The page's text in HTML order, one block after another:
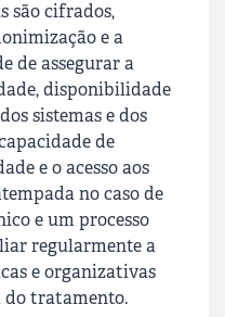
são cifrados,
e a
de assegurar a
disponibilidade
sistemas e dos
de
e o acesso aos
no caso de
e um processo
regularmente a
e organizativas
do tratamento.